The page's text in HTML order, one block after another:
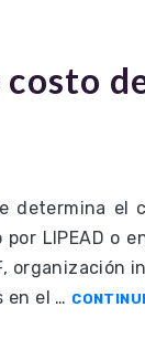
determina el
LIPEAD o
organización
en el …